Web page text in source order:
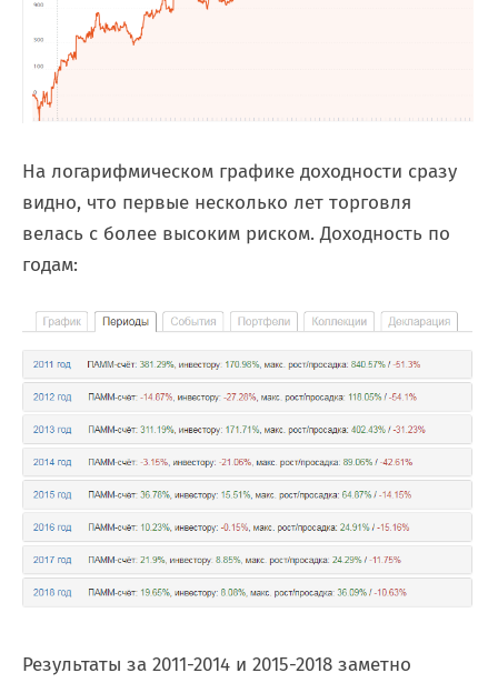
На логарифмическом графике доходности сразу
видно, что первые несколько лет торговля
велась с более высоким риском. Доходность по
годам:
Результаты за 2011-2014 и 2015-2018 заметно